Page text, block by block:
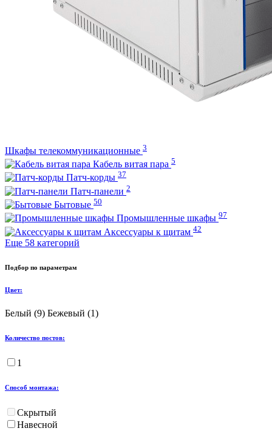
Шкафы телекоммуникационные 3
Кабель витая пара 5
Патч-корды 37
Патч-панели 2
Бытовые 50
Промышленные шкафы 97
Аксессуары к щитам 42
Еще 58 категорий
Подбор по параметрам
Цвет:
Белый (9) Бежевый (1)
Количество постов:
1
Способ монтажа:
Скрытый
Навесной